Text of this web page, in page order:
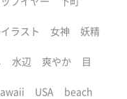
ラスト 女神 妖精
水辺 爽やか 目
USA beach